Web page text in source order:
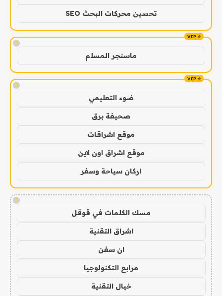
تحسين محركات البحث SEO
!
ماسنجر المسلم
!
ضوء التعليمي
صحيفة برق
موقع اشراقات
موقع اشراق اون لاين
اركان سياحة وسفر
!
مسك الكلمات في قوقل
اشراق التقنية
ان سفن
مرابع التكنولوجيا
خيال التقنية